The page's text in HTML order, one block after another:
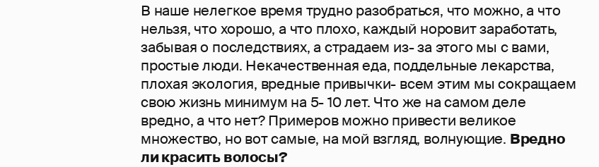
В наше нелегкое время трудно разобраться, что можно, а что
нельзя, что хорошо, а что плохо, каждый норовит заработать,
забывая о последствиях, а страдаем из- за этого мы с вами,
простые люди. Некачественная еда, поддельные лекарства,
плохая экология, вредные привычки- всем этим мы сокращаем
свою жизнь минимум на 5- 10 лет. Что же на самом деле
вредно, а что нет? Примеров можно привести великое
множество, но вот самые, на мой взгляд, волнующие. Вредно
ли красить волосы?